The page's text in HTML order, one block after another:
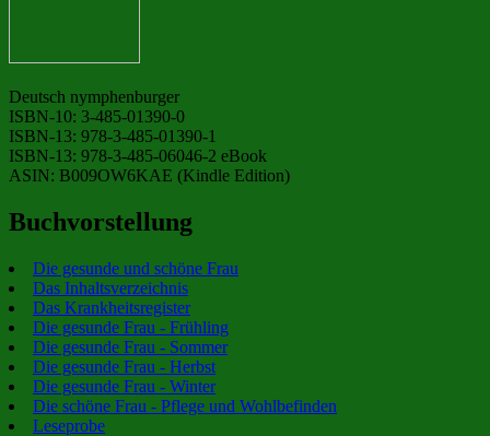
Deutsch nymphenburger
ISBN-10: 3-485-01390-0
ISBN-13: 978-3-485-01390-1
ISBN-13: 978-3-485-06046-2 eBook
ASIN: B009OW6KAE (Kindle Edition)
Buchvorstellung
Die gesunde und schöne Frau
Das Inhaltsverzeichnis
Das Krankheitsregister
Die gesunde Frau - Frühling
Die gesunde Frau - Sommer
Die gesunde Frau - Herbst
Die gesunde Frau - Winter
Die schöne Frau - Pflege und Wohlbefinden
Leseprobe